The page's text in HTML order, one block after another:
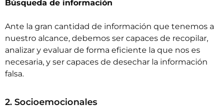
Búsqueda de información
Ante la gran cantidad de información que tenemos a
nuestro alcance, debemos ser capaces de recopilar,
analizar y evaluar de forma eficiente la que nos es
necesaria, y ser capaces de desechar la información
falsa.
2. Socioemocionales